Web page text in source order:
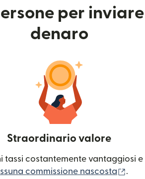
per
denaro
Straordinario valore
tassi costantemente vantaggiosi e
commissione nascosta
(si
.